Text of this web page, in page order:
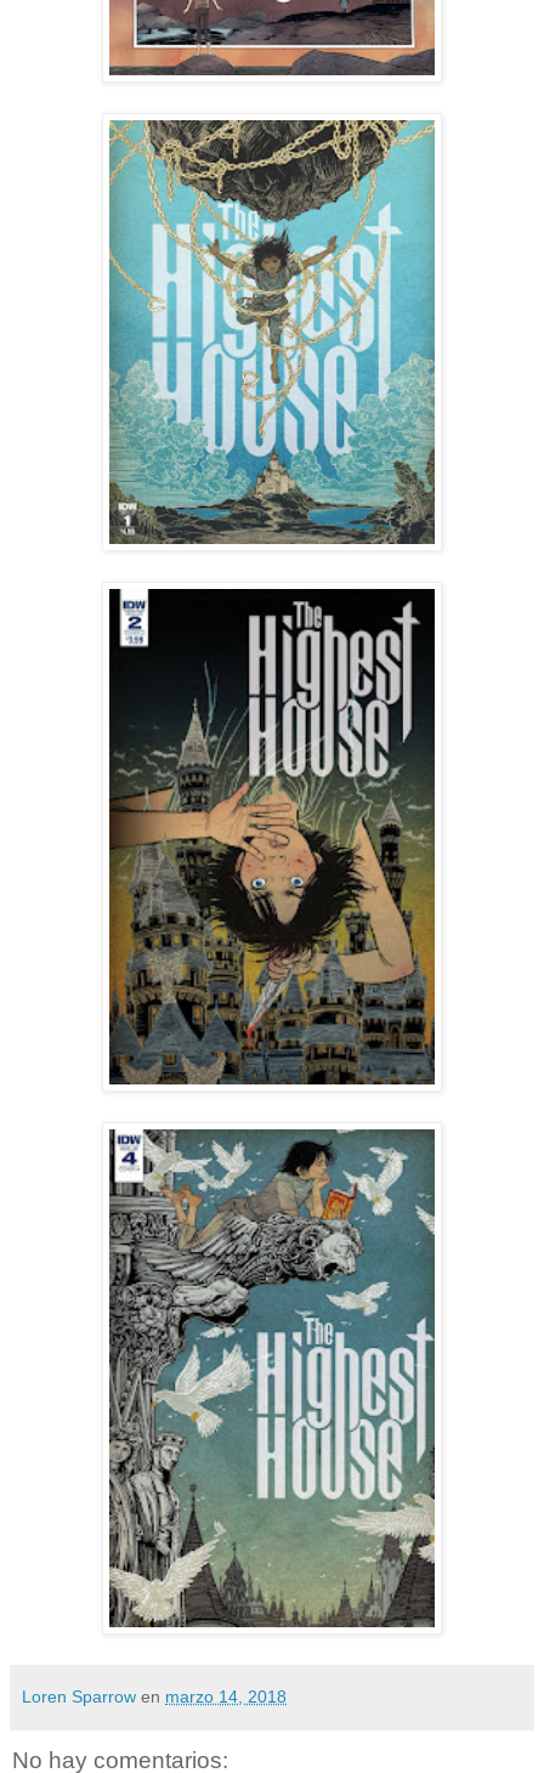
Loren Sparrow en marzo 14, 2018
No hay comentarios: